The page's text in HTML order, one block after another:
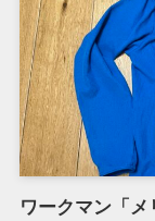
ワークマン「